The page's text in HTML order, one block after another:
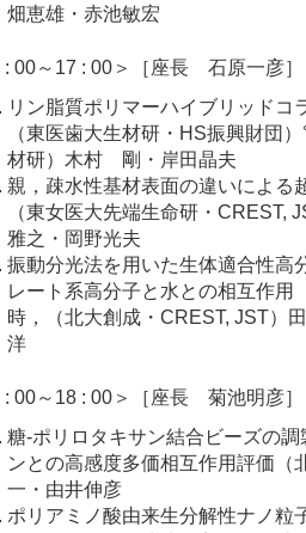
畑恵雄・赤池敏宏
: 00～17 : 00＞［座長 石原一彦］
リン脂質ポリマーハイブリッドコ
（東医歯大生材研・HS振興財団
材研）木村 剛・岸田晶夫
親，疎水性基材表面の違いによる
（東女医大先端生命研・CREST,
雅之・岡野光夫
振動分光法を用いた生体適合性高
レート系高分子と水との相互作用
時，（北大創成・CREST, JST
洋
: 00～18 : 00＞［座長 菊池明彦］
糖-ポリロタキサン結合ビーズの
ンとの高感度多価相互作用評価
一・由井伸彦
ポリアミノ酸由来生分解性ナノ粒